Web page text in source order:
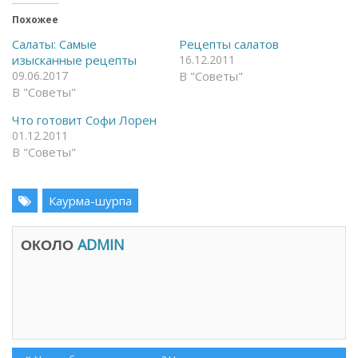
т
ь
а
F
a
c
e
b
k
О
т
ы
е
т
с
я
н
е
с
я
в
r
к
р
ы
в
а
е
т
о
к
Похожее
Салаты: Самые
изысканные рецепты
09.06.2017
В "Советы"
Рецепты салатов
16.12.2011
В "Советы"
Что готовит Софи Лорен
01.12.2011
В "Советы"
Каурма-шурпа
ОКОЛО ADMIN